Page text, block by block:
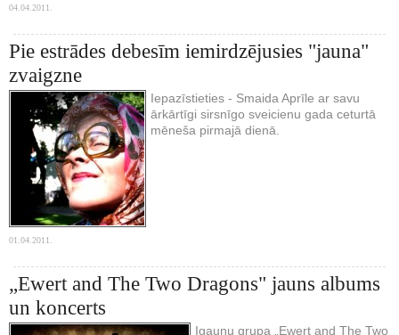
04.04.2011.
Pie estrādes debesīm iemirdzējusies "jauna"
zvaigzne
Iepazīstieties - Smaida Aprīle ar savu
ārkārtīgi sirsnīgo sveicienu gada ceturtā
mēneša pirmajā dienā.
01.04.2011.
„Ewert and The Two Dragons" jauns albums
un koncerts
Igauņu grupa „Ewert and The Two